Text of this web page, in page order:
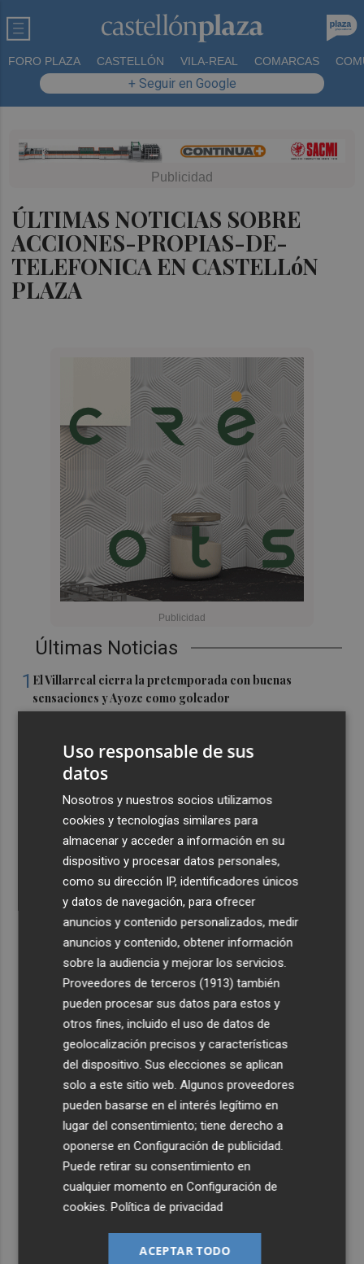
FORO PLAZA CASTELLÓN VILA-REAL COMARCAS
+ Seguir en Google
ÚLTIMAS NOTICIAS SOBRE
ACCIONES-PROPIAS-DE-
TELEFONICA EN CASTELLóN
PLAZA
Últimas Noticias
1 El Villarreal cierra la pretemporada con buenas
sensaciones y Ayoze como goleador
en el pregón en Elche: "se nota, se siente, el campo está
presente"
Cuenta atrás para el Rototom, un festival que hace de la
diversidad su "seña de identidad"
El centro de salud de Benetússer recibe un sello estatal
de calidad por su atención orientada a las personas
mayores
Cartagena avanza con la modernización de los
Bomberos e impulsa una Ordenanza de Incendios
Uso responsable de sus
datos
Nosotros y nuestros socios utilizamos
cookies y tecnologías similares para
almacenar y acceder a información en su
dispositivo y procesar datos personales,
como su dirección IP, identificadores únicos
y datos de navegación, para ofrecer
anuncios y contenido personalizados, medir
anuncios y contenido, obtener información
sobre la audiencia y mejorar los servicios.
Proveedores de terceros (1913) también
pueden procesar sus datos para estos y
otros fines, incluido el uso de datos de
geolocalización precisos y características
del dispositivo. Sus elecciones se aplican
solo a este sitio web. Algunos proveedores
pueden basarse en el interés legítimo en
lugar del consentimiento; tiene derecho a
oponerse enConfiguración de publicidad
Puede retirar su consentimiento en
cualquier momento enConfiguración de
cookies .Política de privacidad
ACEPTAR TODO